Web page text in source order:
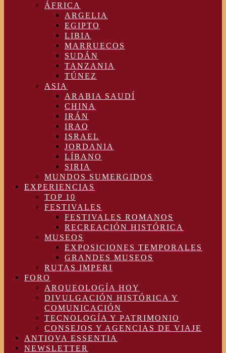
ÁFRICA
ARGELIA
EGIPTO
LIBIA
MARRUECOS
SUDÁN
TANZANIA
TÚNEZ
ASIA
ARABIA SAUDÍ
CHINA
IRÁN
IRAQ
ISRAEL
JORDANIA
LÍBANO
SIRIA
MUNDOS SUMERGIDOS
EXPERIENCIAS
TOP 10
FESTIVALES
FESTIVALES ROMANOS
RECREACIÓN HISTÓRICA
MUSEOS
EXPOSICIONES TEMPORALES
GRANDES MUSEOS
RUTAS IMPERI
FORO
ARQUEOLOGÍA HOY
DIVULGACIÓN HISTÓRICA Y
COMUNICACIÓN
TECNOLOGÍA Y PATRIMONIO
CONSEJOS Y AGENCIAS DE VIAJE
ANTIQVA ESSENTIA
NEWSLETTER